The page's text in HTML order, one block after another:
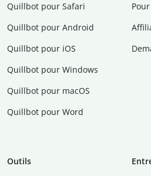
Quillbot pour Safari
Quillbot pour Android
Quillbot pour iOS
Quillbot pour Windows
Quillbot pour macOS
Quillbot pour Word
Outils